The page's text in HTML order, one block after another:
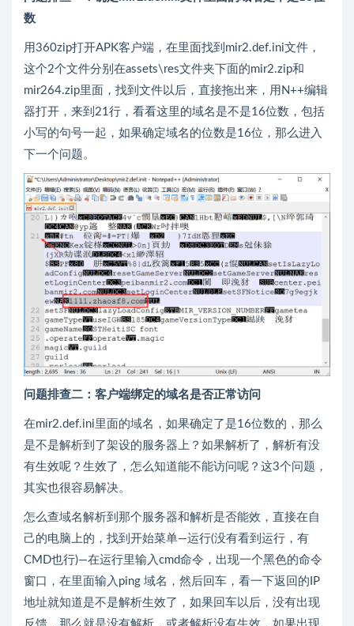
数
用360zip打开APK客户端，在里面找到mir2.def.ini文件，
这个2个文件分别在assets\res文件夹下面的mir2.zip和
mir264.zip里面，找到文件以后，直接拖出来，用N++编辑
器打开，来到21行，看看这里的域名是不是16位数，包括
小写的句号一起，如果确定域名的位数是16位，那么进入
下一个问题。
问题排查二：客户端绑定的域名是否正常访问
在mir2.def.ini里面的域名，如果确定了是16位数的，那么
是不是解析到了架设的服务器上？如果解析了，解析有没
有生效呢？生效了，怎么知道能不能访问呢？这3个问题，
其实也很容易解决。
怎么查域名解析到那个服务器和解析是否能效，直接在自
己的电脑上的，找到开始菜单—运行(没有看到运行，有
CMD也行)—在运行里输入cmd命令，出现一个黑色的命令
窗口，在里面输入ping 域名，然后回车，看一下返回的IP
地址就知道是不是解析生效了，如果回车以后，没有出现